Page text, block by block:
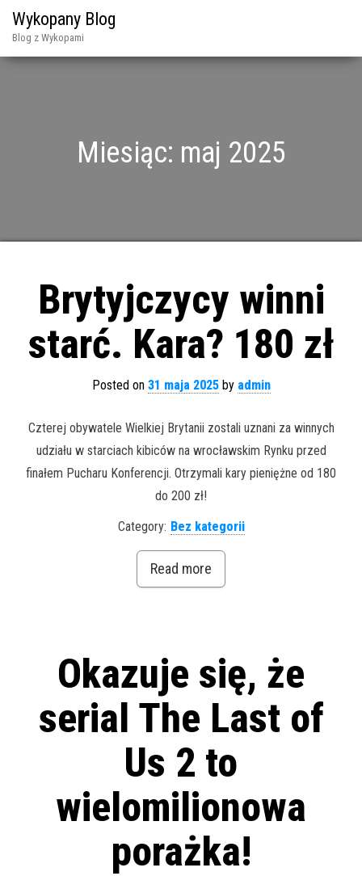
Wykopany Blog
Blog z Wykopami
Miesiąc: maj 2025
Brytyjczycy winni
starć. Kara? 180 zł
Posted on 31 maja 2025by admin
Czterej obywatele Wielkiej Brytanii zostali uznani za winnych
udziału w starciach kibiców na wrocławskim Rynku przed
finałem Pucharu Konferencji. Otrzymali kary pieniężne od 180
do 200 zł!
Category: Bez kategorii
Read more
Okazuje się, że
serial The Last of
Us 2 to
wielomilionowa
porażka!